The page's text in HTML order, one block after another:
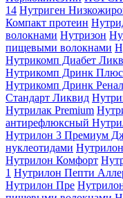
14 Нутриген
Компакт протеин
волокнами Нутризон
пищевыми волокнами
Нутрикомп Диабет
Нутрикомп Дринк Плюс
Нутрикомп Дринк Ренал
Стандарт Ликвид
Нутрилак Premium
антирефлюксный
Нутрилон 3 Премиум
нуклеотидами
Нутрилон Комфорт
1 Нутрилон Пепти
Нутрилон Пре